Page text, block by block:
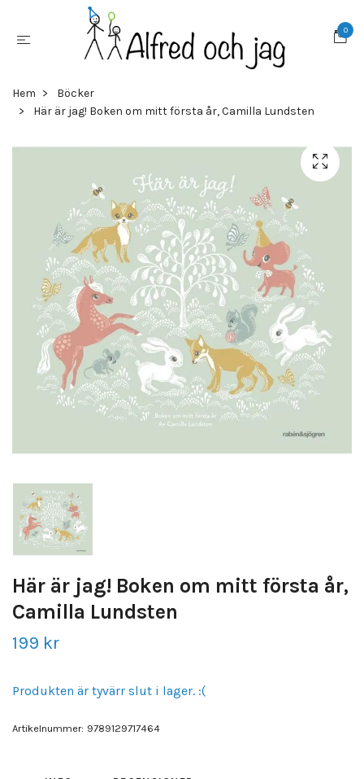
0
Hem
Böcker
Här är jag! Boken om mitt första år, Camilla Lundsten
Här är jag! Boken om mitt första år,
Camilla Lundsten
199 kr
Produkten är tyvärr slut i lager. :(
Artikelnummer: 9789129717464